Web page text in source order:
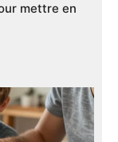
mettre en